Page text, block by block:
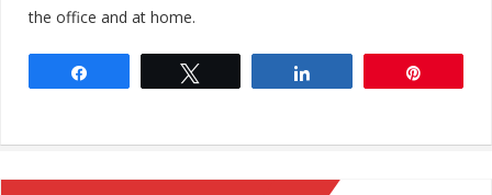
the office and at home.